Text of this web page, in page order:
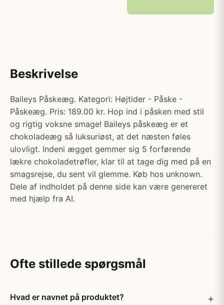
Beskrivelse
Baileys Påskeæg. Kategori: Højtider - Påske -
Påskeæg. Pris: 189.00 kr. Hop ind i påsken med stil
og rigtig voksne smage! Baileys påskeæg er et
chokoladeæg så luksuriøst, at det næsten føles
ulovligt. Indeni ægget gemmer sig 5 forførende
lækre chokoladetrøfler, klar til at tage dig med på en
smagsrejse, du sent vil glemme. Køb hos unknown.
Dele af indholdet på denne side kan være genereret
med hjælp fra AI.
Ofte stillede spørgsmål
Hvad er navnet på produktet?